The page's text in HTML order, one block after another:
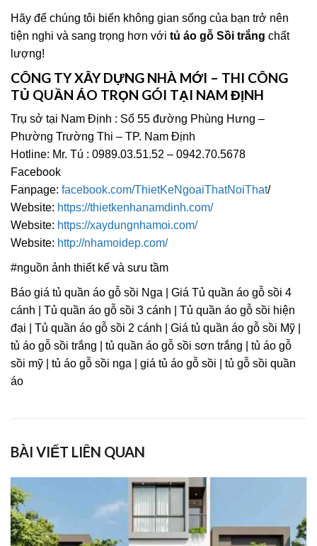
Hãy để chúng tôi biến không gian sống của bạn trở nên
tiện nghi và sang trọng hơn với tủ áo gỗ Sồi trắng chất
lượng!
CÔNG TY XÂY DỰNG NHÀ MỚI – THI CÔNG
TỦ QUẦN ÁO TRỌN GÓI TẠI NAM ĐỊNH
Trụ sở tại Nam Định : Số 55 đường Phùng Hưng –
Phường Trường Thi – TP. Nam Định
Hotline: Mr. Tú : 0989.03.51.52 – 0942.70.5678
Facebook
Fanpage: facebook.com/ThietKeNgoaiThatNoiThat/
Website: https://thietkenhanamdinh.com/
Website: https://xaydungnhamoi.com/
Website: http://nhamoidep.com/
#nguồn ảnh thiết kế và sưu tầm
Báo giá tủ quần áo gỗ sồi Nga | Giá Tủ quần áo gỗ sồi 4
cánh | Tủ quần áo gỗ sồi 3 cánh | Tủ quần áo gỗ sồi hiện
đại | Tủ quần áo gỗ sồi 2 cánh | Giá tủ quần áo gỗ sồi Mỹ |
tủ áo gỗ sồi trắng | tủ quần áo gỗ sồi sơn trắng | tủ áo gỗ
sồi mỹ | tủ áo gỗ sồi nga | giá tủ áo gỗ sồi | tủ gỗ sồi quần
áo
BÀI VIẾT LIÊN QUAN